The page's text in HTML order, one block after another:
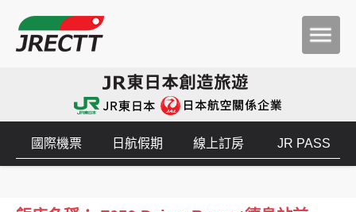
國際機票 日航假期 線上訂房 JR PASS